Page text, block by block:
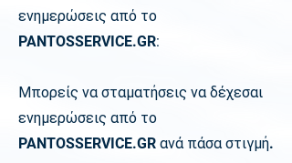
ενημερώσεις από το
PANTOSSERVICE.GR:
Μπορείς να σταματήσεις να δέχεσαι
ενημερώσεις από το
PANTOSSERVICE.GR ανά πάσα στιγμή.